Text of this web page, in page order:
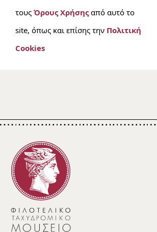
τους Όρους Χρήσηςαπό αυτό το
site, όπως και επίσης την Πολιτική
Cookies